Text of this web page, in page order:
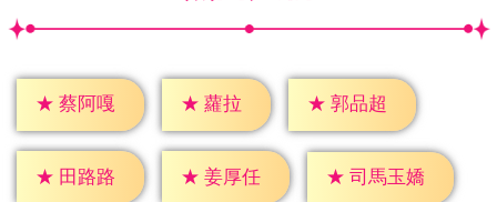
★ 蔡阿嘎 ★ 蘿拉 ★ 郭品超
★ 田路路 ★ 姜厚任 ★ 司馬玉嬌